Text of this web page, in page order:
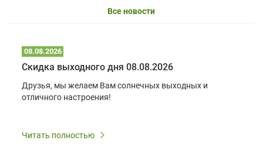
Все новости
08.08.2026
Скидка выходного дня 08.08.2026
Друзья, мы желаем Вам солнечных выходных и
отличного настроения!
Читать полностью